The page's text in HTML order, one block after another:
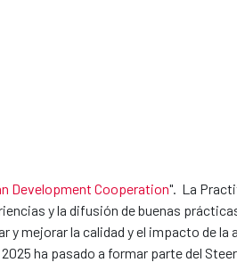
Development Cooperation". La
y la difusión de buenas
mejorar la calidad y el impacto de la
ha pasado a formar parte del